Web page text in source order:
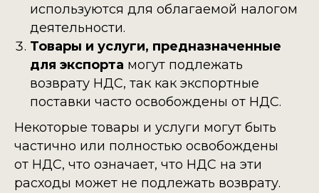
используются для облагаемой налогом
деятельности.
Товары и услуги, предназначенные
для экспорта могут подлежать
возврату НДС, так как экспортные
поставки часто освобождены от НДС.
Некоторые товары и услуги могут быть
частично или полностью освобождены
от НДС, что означает, что НДС на эти
расходы может не подлежать возврату.